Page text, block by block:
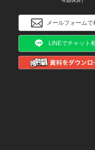
メールフォームで
LINEでチャット